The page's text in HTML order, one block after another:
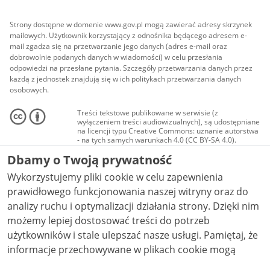
Strony dostępne w domenie www.gov.pl mogą zawierać adresy skrzynek
mailowych. Użytkownik korzystający z odnośnika będącego adresem e-
mail zgadza się na przetwarzanie jego danych (adres e-mail oraz
dobrowolnie podanych danych w wiadomości) w celu przesłania
odpowiedzi na przesłane pytania. Szczegóły przetwarzania danych przez
każdą z jednostek znajdują się w ich politykach przetwarzania danych
osobowych.
Treści tekstowe publikowane w serwisie (z
wyłączeniem treści audiowizualnych), są udostępniane
na licencji typu Creative Commons: uznanie autorstwa
- na tych samych warunkach 4.0 (CC BY-SA 4.0).
Materiały audiowizualne, w tym zdjęcia, materiały
audio i wideo, są udostępniane na licencji typu
Creative Commons: uznanie autorstwa użycie
niekomercyjne - bez utworów zależnych 4.0 (CC BY-
NC-ND 4.0), o ile nie jest to stwierdzone inaczej.
Dbamy o Twoją prywatność
Wykorzystujemy pliki cookie w celu zapewnienia
prawidłowego funkcjonowania naszej witryny oraz do
analizy ruchu i optymalizacji działania strony. Dzięki nim
możemy lepiej dostosować treści do potrzeb
użytkowników i stale ulepszać nasze usługi. Pamiętaj, że
informacje przechowywane w plikach cookie mogą